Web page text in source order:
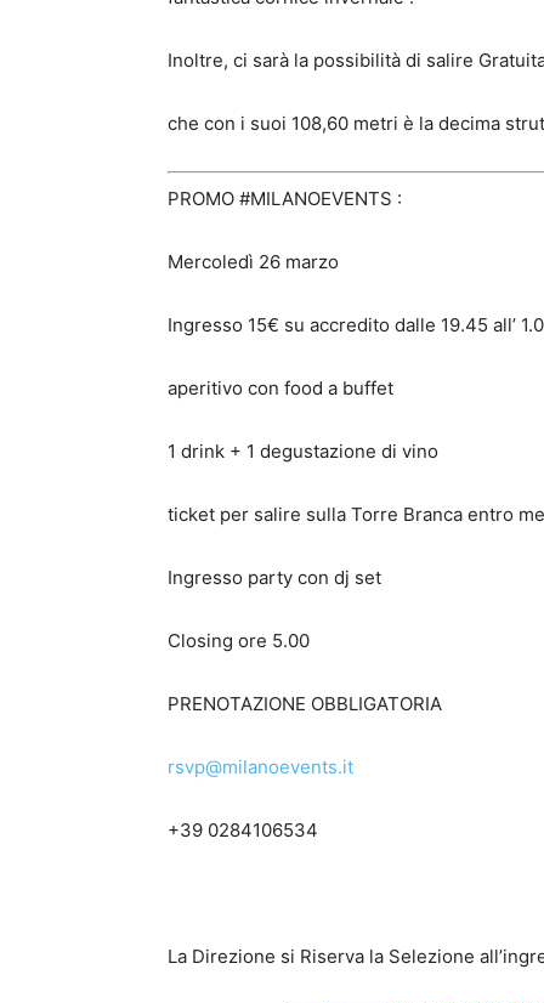
Inoltre, ci sarà la possibilità di salire
che con i suoi 108,60 metri è la decima
PROMO #MILANOEVENTS :
Mercoledì 26 marzo
Ingresso 15€ su accredito dalle 19.45 all’
aperitivo con food a buffet
1 drink + 1 degustazione di vino
ticket per salire sulla Torre Branca entro
Ingresso party con dj set
Closing ore 5.00
PRENOTAZIONE OBBLIGATORIA
rsvp@milanoevents.it
+39 0284106534
La Direzione si Riserva la Selezione